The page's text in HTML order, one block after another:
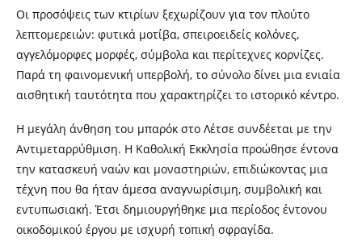
Οι προσόψεις των κτιρίων ξεχωρίζουν για τον πλούτο
λεπτομερειών: φυτικά μοτίβα, σπειροειδείς κολόνες,
αγγελόμορφες μορφές, σύμβολα και περίτεχνες κορνίζες.
Παρά τη φαινομενική υπερβολή, το σύνολο δίνει μια ενιαία
αισθητική ταυτότητα που χαρακτηρίζει το ιστορικό κέντρο.
Η μεγάλη άνθηση του μπαρόκ στο Λέτσε συνδέεται με την
Αντιμεταρρύθμιση. Η Καθολική Εκκλησία προώθησε έντονα
την κατασκευή ναών και μοναστηριών, επιδιώκοντας μια
τέχνη που θα ήταν άμεσα αναγνωρίσιμη, συμβολική και
εντυπωσιακή. Έτσι δημιουργήθηκε μια περίοδος έντονου
οικοδομικού έργου με ισχυρή τοπική σφραγίδα.